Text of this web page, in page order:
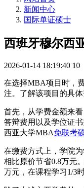
新闻中心
国际单证硕士
西班牙穆尔西
2026-01-14 18:19:40 10
在选择MBA项目时，
注。了解该项目的具
首先，从学费金额来
答辩费用以及学位证
西亚大学MBA免联考
在缴费方式上，学院
相比原价节省0.8万元
万元，在课程学习1/3